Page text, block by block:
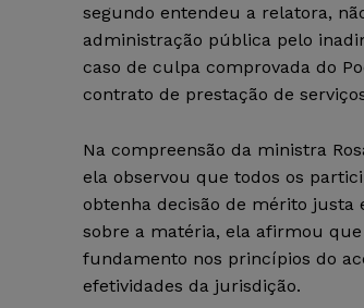
segundo entendeu a relatora,
administração pública pelo
caso de culpa comprovada do
contrato de prestação de
Na compreensão da ministra
ela observou que todos os
obtenha decisão de mérito justa
sobre a matéria, ela afirmou
fundamento nos princípios do
efetividades da jurisdição.